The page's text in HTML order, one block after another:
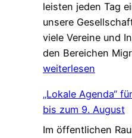
leisten jeden Tag
unsere
viele Vereine und
den Bereichen
weiterlesen
„Lokale Agenda“
bis zum 9. August
Im öffentlichen